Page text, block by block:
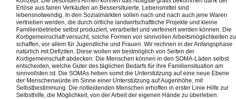
Erlöse aus fairen Verkäufen an Bessersituierte. Lebensmittel sind
lebensnotwendig. In den Sozialmärkten sollen nach und nach auch jene Waren
vertrieben werden, die durch örtliche landwirtschaftliche Projekte und kleine
Familienbetriebe selbst produziert, verarbeitet und verfeinert werden können. Die
Korbgemeinschaftversucht, solche Formen von sinnvollen Arbeitsmöglichkeiten zu
schaffen, vor allem für Jugendliche und Frauen. Wir rechnen in der Anfangsphase
natürlich mit Defiziten. Diese wollen wir bestmöglich von Seiten der
Korbgemeinschaftabdecken. Die Menschen können in den SOMA-Läden selbst
entscheiden, welche Güter des täglichen Bedarfs für ihre Familiensituation am
sinnvollsten ist. Die SOMAs heben somit die Unterstützung auf eine neue Ebene
der Menschenwürde im Sinne einer Unterstützung auf Augenhöhe, mit
Selbstbestimmung. Die notleidenden Menschen erhoffen in erster Linie Hilfe zur
Selbsthilfe, die Möglichkeit, von der Arbeit der eigenen Hände zu überleben.